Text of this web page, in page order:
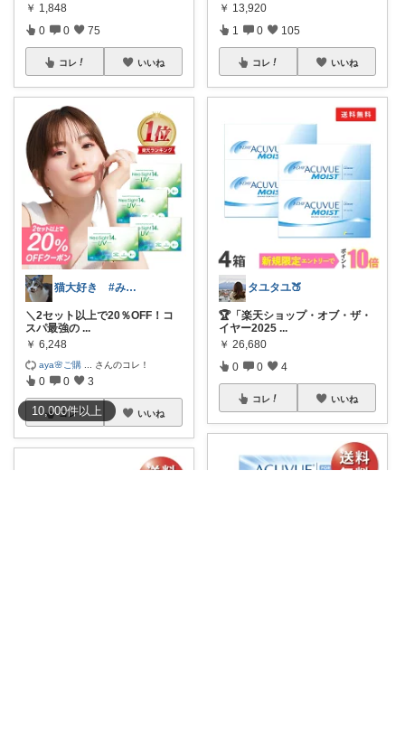
10,000件以上
￥ 1,848
0 0 75
コレ いいね
猫大好き #みなさんのお気持ちに感謝
＼2セット以上で20％OFF！コ
スパ最強の ...
￥ 6,248
aya🌸ご購 さんのコレ！
0 0 3
コレ いいね
￥ 13,920
1 0 105
コレ いいね
タユタユ🍑
🏆「楽天ショップ・オブ・ザ・
イヤー2025 ...
￥ 26,680
0 0 4
コレ いいね